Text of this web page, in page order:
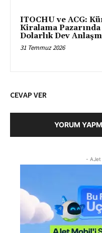
ITOCHU ve ACG:
Kiralama
Dolarlık Dev
31 Temmuz 2026
CEVAP VER
YORUM
- AJet